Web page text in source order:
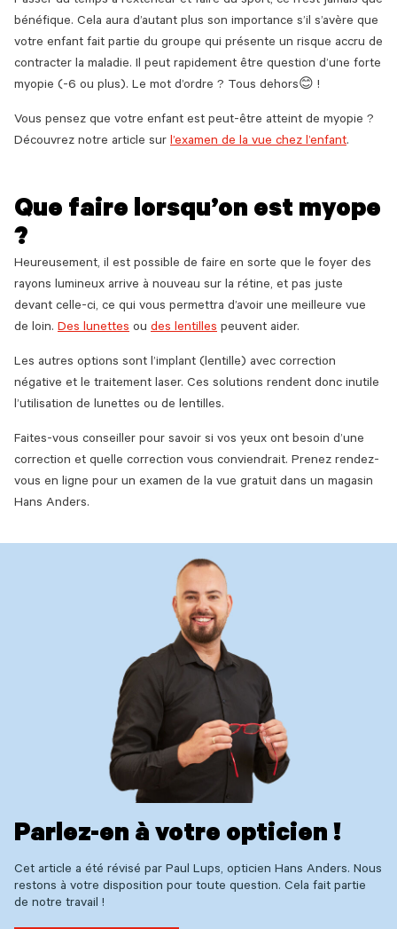
bénéfique. Cela aura d’autant plus son importance s’il s’avère que
votre enfant fait partie du groupe qui présente un risque accru de
contracter la maladie. Il peut rapidement être question d’une forte
myopie (-6 ou plus). Le mot d’ordre ? Tous dehors😊 !
Vous pensez que votre enfant est peut-être atteint de myopie ?
Découvrez notre article sur l’examen de la vue chez l’enfant.
Que faire lorsqu’on est myope
?
Heureusement, il est possible de faire en sorte que le foyer des
rayons lumineux arrive à nouveau sur la rétine, et pas juste
devant celle-ci, ce qui vous permettra d’avoir une meilleure vue
de loin. Des lunettes ou des lentilles peuvent aider.
Les autres options sont l’implant (lentille) avec correction
négative et le traitement laser. Ces solutions rendent donc inutile
l’utilisation de lunettes ou de lentilles.
Faites-vous conseiller pour savoir si vos yeux ont besoin d’une
correction et quelle correction vous conviendrait. Prenez rendez-
vous en ligne pour un examen de la vue gratuit dans un magasin
Hans Anders.
Parlez-en à votre opticien !
Cet article a été révisé par Paul Lups, opticien Hans Anders. Nous
restons à votre disposition pour toute question. Cela fait partie
de notre travail !